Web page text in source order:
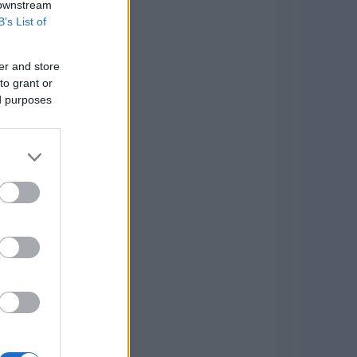
List of
and store
grant or
purposes